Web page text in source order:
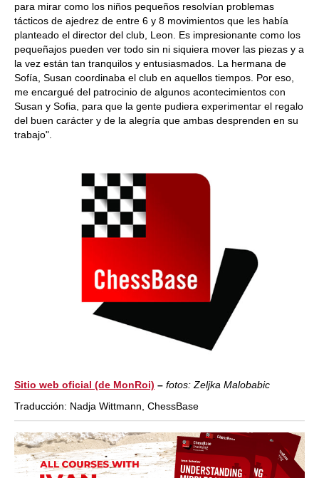
para mirar como los niños pequeños resolvían problemas
tácticos de ajedrez de entre 6 y 8 movimientos que les había
planteado el director del club, Leon. Es impresionante como los
pequeñajos pueden ver todo sin ni siquiera mover las piezas y a
la vez están tan tranquilos y entusiasmados. La hermana de
Sofía, Susan coordinaba el club en aquellos tiempos. Por eso,
me encargué del patrocinio de algunos acontecimientos con
Susan y Sofia, para que la gente pudiera experimentar el regalo
del buen carácter y de la alegría que ambas desprenden en su
trabajo".
Sitio web oficial (de MonRoi) – fotos: Zeljka Malobabic
Traducción: Nadja Wittmann, ChessBase